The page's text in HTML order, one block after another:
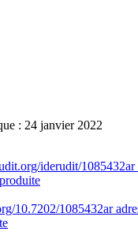
: 24 janvier 2022
iderudit/1085432ar
10.7202/1085432ar